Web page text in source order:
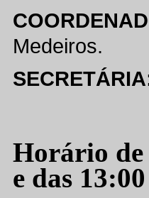
Medeiros.
Horário
e das